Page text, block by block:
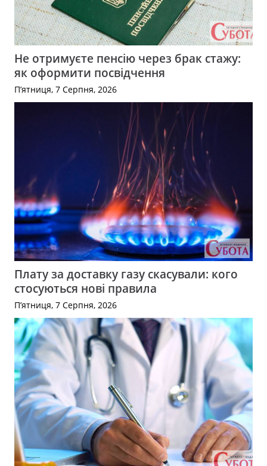
Не отримуєте пенсію через брак стажу:
як оформити посвідчення
П’ятниця, 7 Серпня, 2026
Плату за доставку газу скасували: кого
стосуються нові правила
П’ятниця, 7 Серпня, 2026